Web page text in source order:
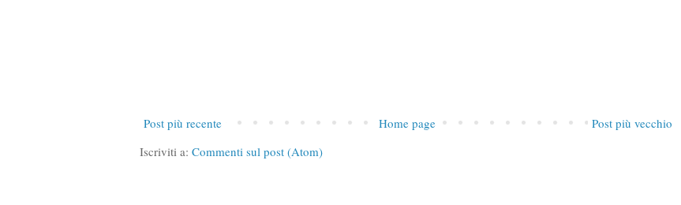
Post più recente Post più vecchio
Home page
Iscriviti a: Commenti sul post (Atom)